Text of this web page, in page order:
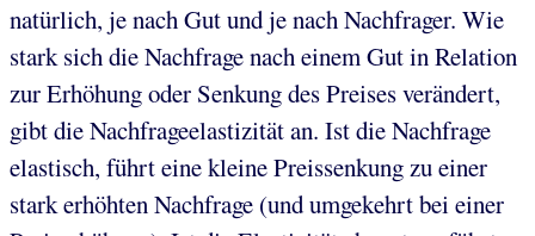
natürlich, je nach Gut und je nach Nachfrager. Wie
stark sich die Nachfrage nach einem Gut in Relation
zur Erhöhung oder Senkung des Preises verändert,
gibt die Nachfrageelastizität an. Ist die Nachfrage
elastisch, führt eine kleine Preissenkung zu einer
stark erhöhten Nachfrage (und umgekehrt bei einer